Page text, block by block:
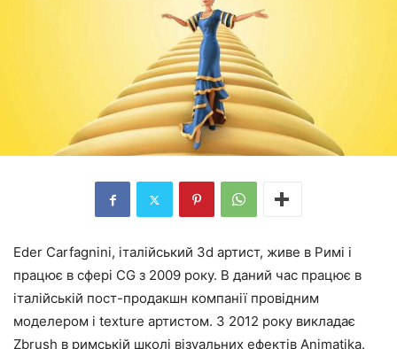
Eder Carfagnini, італійський 3d артист, живе в Римі і
працює в сфері CG з 2009 року. В даний час працює в
італійській пост-продакшн компанії провідним
моделером і texture артистом. З 2012 року викладає
Zbrush в римській школі візуальних ефектів Animatika.